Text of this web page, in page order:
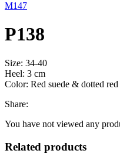
M147
P138
Size: 34-40
Heel: 3 cm
Color: Red suede & dotted
Share:
You have not viewed any
Related products